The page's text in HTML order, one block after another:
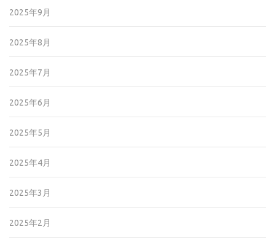
2025年9月
2025年8月
2025年7月
2025年6月
2025年5月
2025年4月
2025年3月
2025年2月